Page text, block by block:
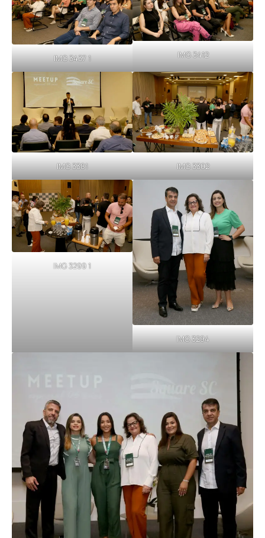
IMG 3437 1 IMG 3412
IMG 3381 IMG 3302
IMG 3299 1
IMG 3294